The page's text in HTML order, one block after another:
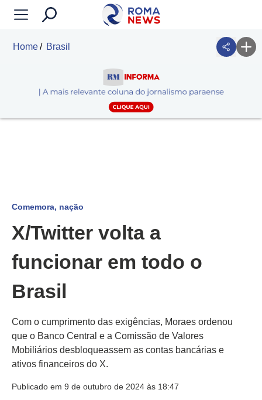
Home Brasil
Comemora, nação
X/Twitter volta a
funcionar em todo o
Brasil
Com o cumprimento das exigências, Moraes ordenou
que o Banco Central e a Comissão de Valores
Mobiliários desbloqueassem as contas bancárias e
ativos financeiros do X.
Publicado em 9 de outubro de 2024 às 18:47